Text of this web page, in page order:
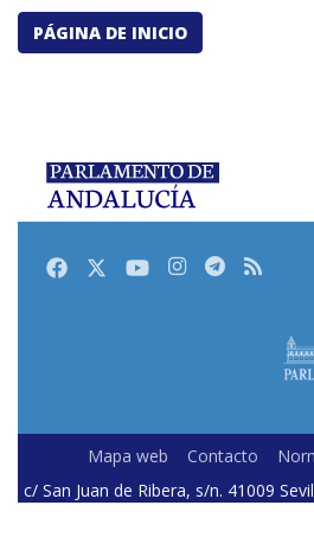
PÁGINA DE INICIO
FacebookTwitterYoutubeInstagram
Telegram
RSS
Mapa web Contacto
c/ San Juan de Ribera, s/n. 41009